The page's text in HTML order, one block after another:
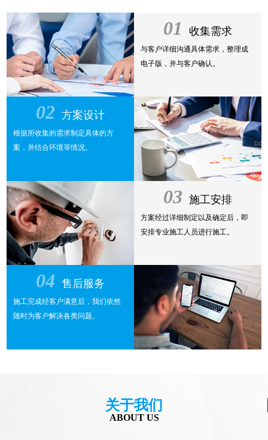
01 收集需求
与客户详细沟通具体需求，整理成
电子版，并与客户确认。
02 方案设计
根据所收集的需求制定具体的方
案，并结合环境等情况。
03 施工安排
方案经过详细制定以及确定后，即
安排专业施工人员进行施工。
04 售后服务
施工完成经客户满意后，我们依然
随时为客户解决各类问题。
关于我们
ABOUT US